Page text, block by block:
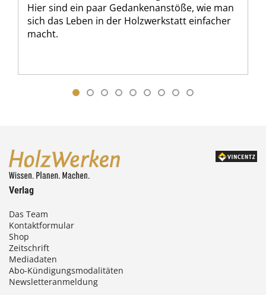
Hier sind ein paar Gedankenanstöße, wie man
sich das Leben in der Holzwerkstatt einfacher
macht.
Verlag
Das Team
Kontaktformular
Shop
Zeitschrift
Mediadaten
Abo-Kündigungsmodalitäten
Newsletteranmeldung